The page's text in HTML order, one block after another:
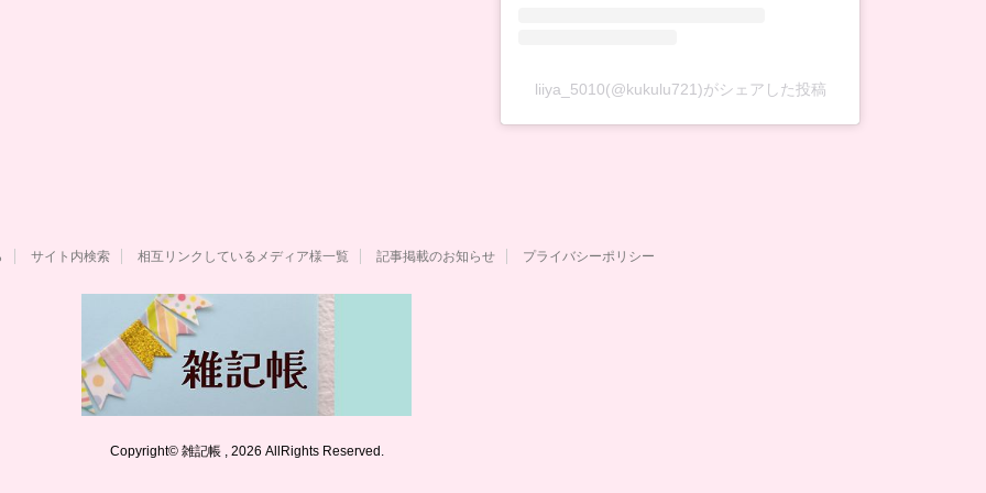
liiya_5010(@kukulu721)がシェアした投稿
サイト内検索 相互リンクしているメディア様一覧 記事掲載のお知らせ プライバシーポリシー
Copyright© 雑記帳 , 2026 AllRights Reserved.